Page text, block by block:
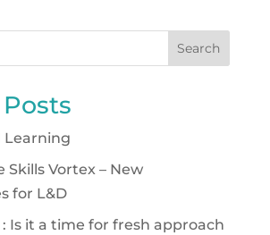
Learning
Skills Vortex – New
for L&D
Is it a time for fresh approach